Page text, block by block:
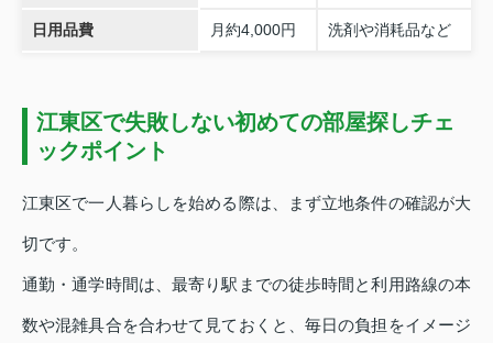
日用品費 月約4,000円 洗剤や消耗品など
江東区で失敗しない初めての部屋探しチェ
ックポイント
江東区で一人暮らしを始める際は、まず立地条件の確認が大
切です。
通勤・通学時間は、最寄り駅までの徒歩時間と利用路線の本
数や混雑具合を合わせて見ておくと、毎日の負担をイメージ